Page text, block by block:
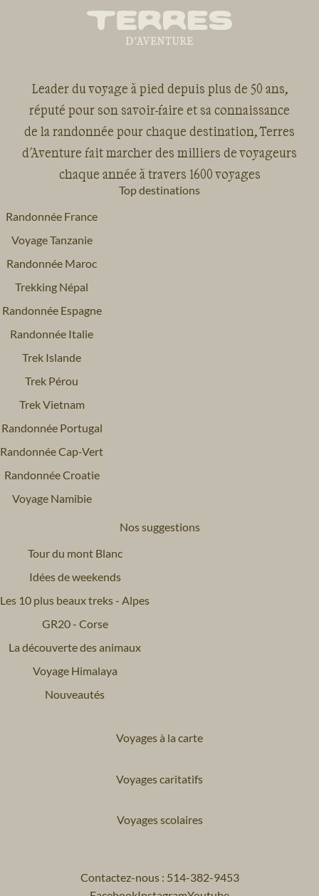
Leader du voyage à pied depuis plus de 50 ans,
réputé pour son savoir-faire et sa connaissance
de la randonnée pour chaque destination, Terres
d'Aventure fait marcher des milliers de voyageurs
chaque année à travers 1600 voyages
Top destinations
Randonnée France
Voyage Tanzanie
Randonnée Maroc
Trekking Népal
Randonnée Espagne
Randonnée Italie
Trek Islande
Trek Pérou
Trek Vietnam
Randonnée Portugal
Randonnée Cap-Vert
Randonnée Croatie
Voyage Namibie
Nos suggestions
Tour du mont Blanc
Idées de weekends
Les 10 plus beaux treks - Alpes
GR20 - Corse
La découverte des animaux
Voyage Himalaya
Nouveautés
Voyages à la carte
Voyages caritatifs
Voyages scolaires
Contactez-nous : 514-382-9453